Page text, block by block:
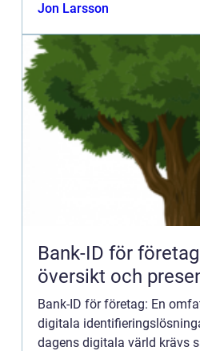
blivit all...
Jon Larsson
Bank-ID för
översikt och
Bank-ID för företag: En
digitala
dagens digitala värld krävs